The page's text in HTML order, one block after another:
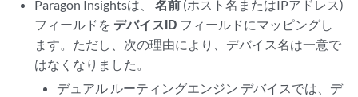
Paragon Insightsは、名前 (ホスト名またはIPアドレス)
フィールドを デバイスID フィールドにマッピングし
ます。ただし、次の理由により、デバイス名は一意で
はなくなりました。
デュアル ルーティングエンジン デバイスでは、デ